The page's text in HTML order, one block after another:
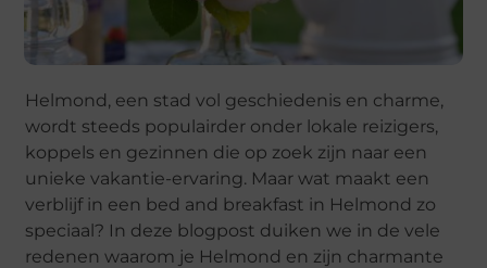
Helmond, een stad vol geschiedenis en charme,
wordt steeds populairder onder lokale reizigers,
koppels en gezinnen die op zoek zijn naar een
unieke vakantie-ervaring. Maar wat maakt een
verblijf in een bed and breakfast in Helmond zo
speciaal? In deze blogpost duiken we in de vele
redenen waarom je Helmond en zijn charmante